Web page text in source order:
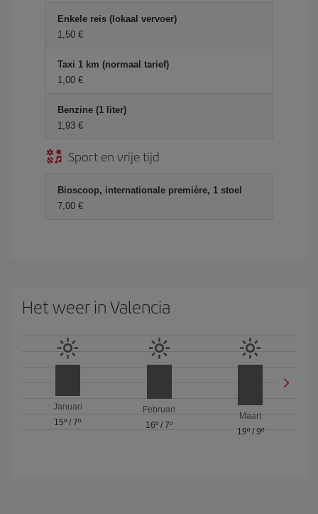
Enkele reis (lokaal vervoer)
1,50 €
Taxi 1 km (normaal tarief)
1,00 €
Benzine (1 liter)
1,93 €
Sport en vrije tijd
Bioscoop, internationale première, 1 stoel
7,00 €
Het weer in Valencia
Januari
15º /7º
Februari
16º / 7º
Maart
19º/ 9º